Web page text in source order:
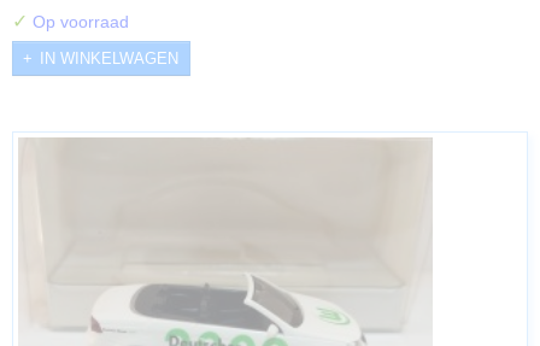
✓ Op voorraad
IN WINKELWAGEN